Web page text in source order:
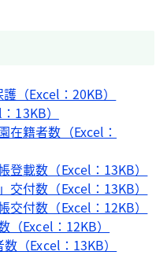
（Excel：20KB）
13KB）
在籍者数（Excel：
載数（Excel：13KB）
付数（Excel：13KB）
付数（Excel：12KB）
Excel：12KB）
（Excel：13KB）